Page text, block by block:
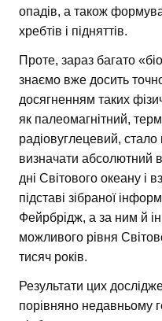
опадів, а також
хребтів і підняттів.
Проте, зараз багато
знаємо вже досить
досягненням таких
як палеомагнітний,
радіовуглецевий,
визначати абсолютний
дні Світового океану і
підставі зібраної
Фейрбрідж, а за ним й
можливого рівня
тисяч років.
Результати цих
порівняно недавньому